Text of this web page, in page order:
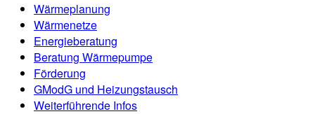
Wärmeplanung
Wärmenetze
Energieberatung
Beratung Wärmepumpe
Förderung
GModG und Heizungstausch
Weiterführende Infos